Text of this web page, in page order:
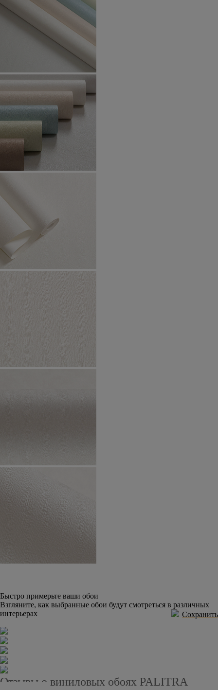
Быстро примерьте ваши обои
Взгляните, как выбранные обои будут смотреться в различных
интерьерах
Сохранить
Отзывы о виниловых обоях PALITRA